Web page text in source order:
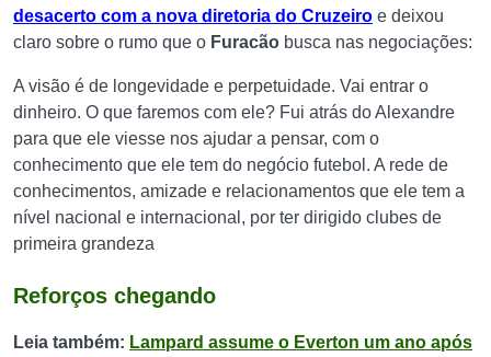
desacerto com a nova diretoria do Cruzeiro e deixou
claro sobre o rumo que o Furacão busca nas negociações:
A visão é de longevidade e perpetuidade. Vai entrar o
dinheiro. O que faremos com ele? Fui atrás do Alexandre
para que ele viesse nos ajudar a pensar, com o
conhecimento que ele tem do negócio futebol. A rede de
conhecimentos, amizade e relacionamentos que ele tem a
nível nacional e internacional, por ter dirigido clubes de
primeira grandeza
Reforços chegando
Leia também: Lampard assume o Everton um ano após